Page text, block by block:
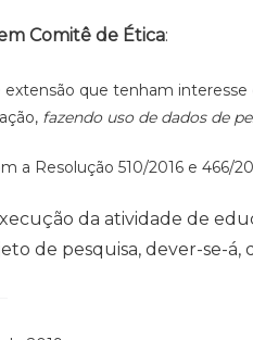
Comitê de Ética:
extensão que tenham
fazendo uso de dados de
a Resolução 510/2016 e 466/
da atividade de
de pesquisa, dever-se-á,